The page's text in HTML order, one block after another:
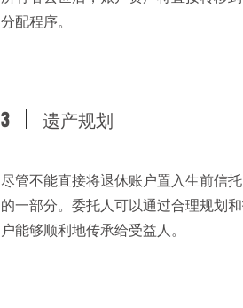
分配程序。
3 遗产规划
尽管不能直接将退休账户置入生前信
的一部分。委托人可以通过合理规划
户能够顺利地传承给受益人。